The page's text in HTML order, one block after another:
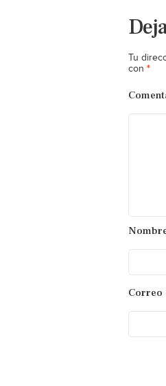
Tu
con *
Correo